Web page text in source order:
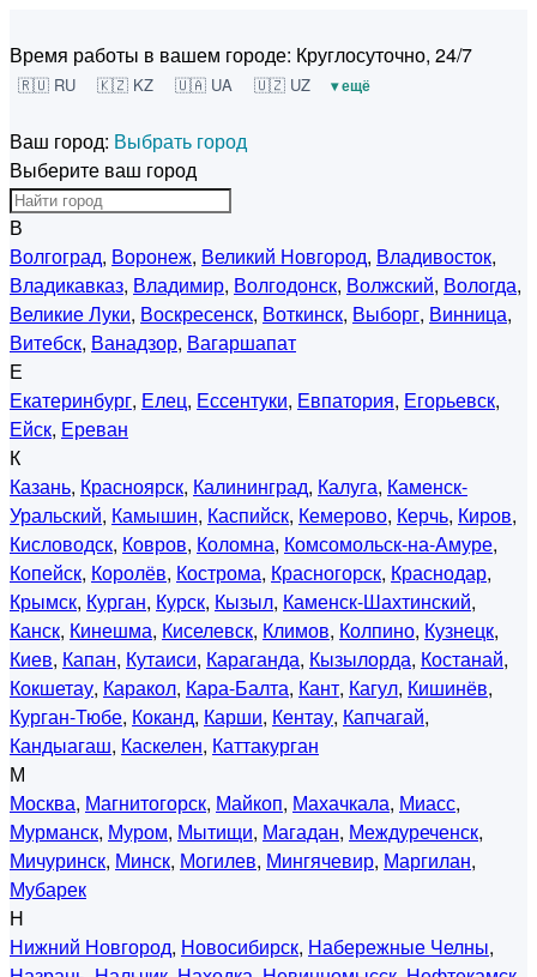
Время работы в вашем городе: Круглосуточно, 24/7
🇷🇺 RU 🇰🇿 KZ 🇺🇦 UA 🇺🇿 UZ ▾ ещё
Ваш город: Выбрать город
Выберите ваш город
В
Волгоград, Воронеж, Великий Новгород, Владивосток,
Владикавказ, Владимир, Волгодонск, Волжский, Вологда,
Великие Луки, Воскресенск, Воткинск, Выборг, Винница,
Витебск, Ванадзор, Вагаршапат
Е
Екатеринбург, Елец, Ессентуки, Евпатория, Егорьевск,
Ейск, Ереван
К
Казань, Красноярск, Калининград, Калуга, Каменск-
Уральский, Камышин, Каспийск, Кемерово, Керчь, Киров,
Кисловодск, Ковров, Коломна, Комсомольск-на-Амуре,
Копейск, Королёв, Кострома, Красногорск, Краснодар,
Крымск, Курган, Курск, Кызыл, Каменск-Шахтинский,
Канск, Кинешма, Киселевск, Климов, Колпино, Кузнецк,
Киев, Капан, Кутаиси, Караганда, Кызылорда, Костанай,
Кокшетау, Каракол, Кара-Балта, Кант, Кагул, Кишинёв,
Курган-Тюбе, Коканд, Карши, Кентау, Капчагай,
Кандыагаш, Каскелен, Каттакурган
М
Москва, Магнитогорск, Майкоп, Махачкала, Миасс,
Мурманск, Муром, Мытищи, Магадан, Междуреченск,
Мичуринск, Минск, Могилев, Мингячевир, Маргилан,
Мубарек
Н
Нижний Новгород, Новосибирск, Набережные Челны,